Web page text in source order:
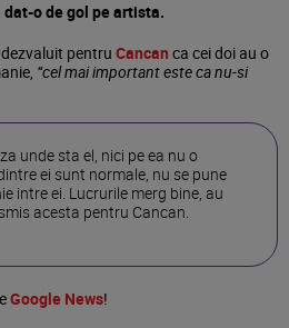
o de gol pe artista.
pentru Cancan ca cei doi au o
“cel mai important este ca nu-si
unde sta el, nici pe ea nu o
ei sunt normale, nu se pune
intre ei. Lucrurile merg bine, au
acesta pentru Cancan.
Google News!